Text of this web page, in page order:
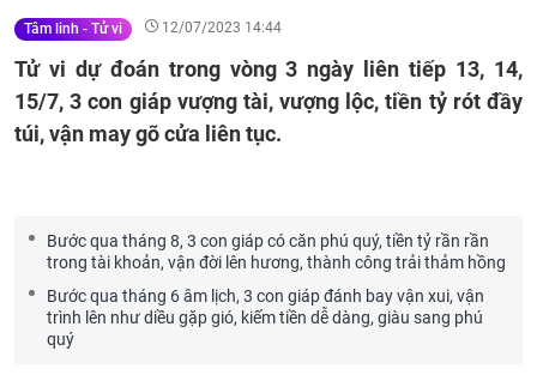
Tâm linh - Tử vi 12/07/2023 14:44
Tử vi dự đoán trong vòng 3 ngày liên tiếp 13, 14,
15/7, 3 con giáp vượng tài, vượng lộc, tiền tỷ rót đầy
túi, vận may gõ cửa liên tục.
Bước qua tháng 8, 3 con giáp có căn phú quý, tiền tỷ rần rần
trong tài khoản, vận đời lên hương, thành công trải thảm hồng
Bước qua tháng 6 âm lịch, 3 con giáp đánh bay vận xui, vận
trình lên như diều gặp gió, kiếm tiền dễ dàng, giàu sang phú
quý